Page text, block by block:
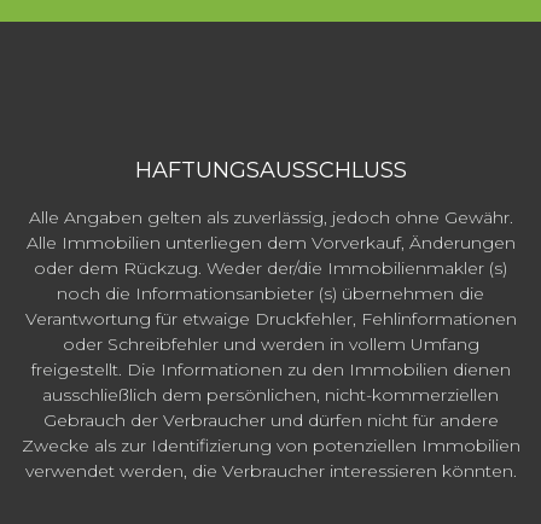
HAFTUNGSAUSSCHLUSS
Alle Angaben gelten als zuverlässig, jedoch ohne Gewähr.
Alle Immobilien unterliegen dem Vorverkauf, Änderungen
oder dem Rückzug. Weder der/die Immobilienmakler (s)
noch die Informationsanbieter (s) übernehmen die
Verantwortung für etwaige Druckfehler, Fehlinformationen
oder Schreibfehler und werden in vollem Umfang
freigestellt. Die Informationen zu den Immobilien dienen
ausschließlich dem persönlichen, nicht-kommerziellen
Gebrauch der Verbraucher und dürfen nicht für andere
Zwecke als zur Identifizierung von potenziellen Immobilien
verwendet werden, die Verbraucher interessieren könnten.